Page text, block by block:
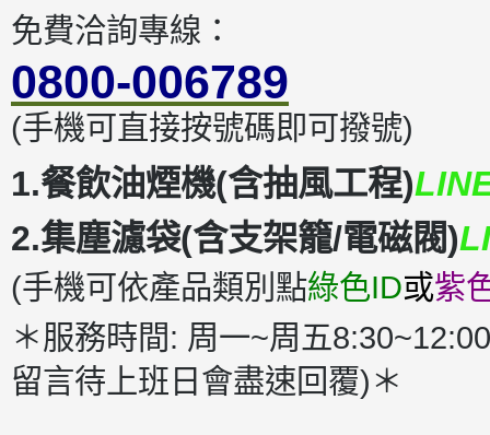
免費洽詢專線：
0800-006789
(手機可直接按號碼即可撥號)
1.餐飲油煙機(含抽風工程)
2.集塵濾袋(含支架籠/電磁閥)
(手機可依產品類別點綠色ID或紫
＊服務時間: 周一~周五
留言待上班日會盡速回覆)＊